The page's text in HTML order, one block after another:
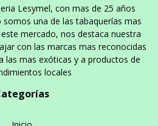
Lesymel, con mas de 25 años
una de las tabaquerías mas
mercado, nos destaca nuestra
con las marcas mas reconocidas
las mas exóticas y a productos de
locales